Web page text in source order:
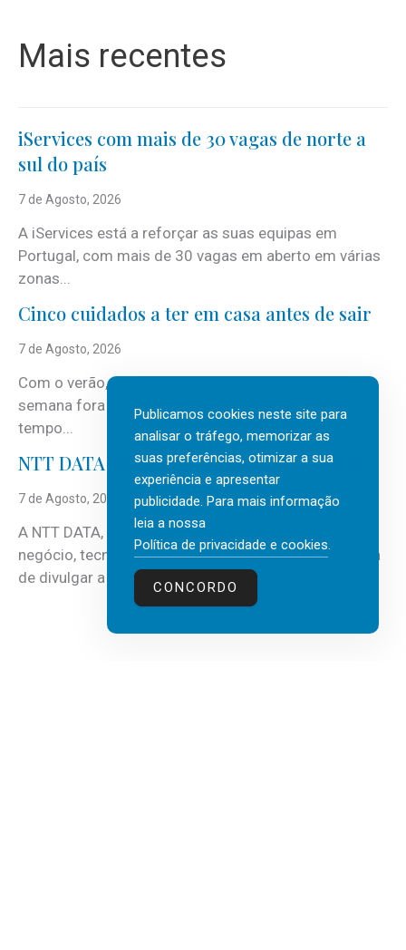
Mais recentes
iServices com mais de 30 vagas de norte a
sul do país
7 de Agosto, 2026
A iServices está a reforçar as suas equipas em
Portugal, com mais de 30 vagas em aberto em várias
zonas...
Cinco cuidados a ter em casa antes de sair
7 de Agosto, 2026
Com o verão, chegam também as férias, os fins-de-
semana fora e os dias em que a casa fica mais
tempo...
NTT DATA Insurtech Global Outlook 2026
7 de Agosto, 2026
A NTT DATA, consultora global em serviços de
negócio, tecnologia e inteligência artificial (IA), acaba
de divulgar a mais recente...
Publicamos cookies neste site para
analisar o tráfego, memorizar as
suas preferências, otimizar a sua
experiência e apresentar
publicidade. Para mais informação
leia a nossa
Política de privacidade e cookies.
CONCORDO